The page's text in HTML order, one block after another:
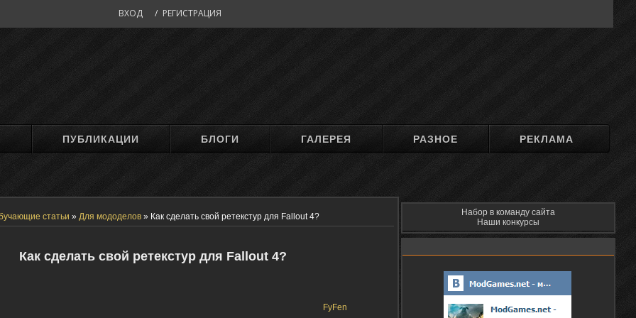
ВХОД / РЕГИСТРАЦИЯ
ПУБЛИКАЦИИ БЛОГИ ГАЛЕРЕЯ РАЗНОЕ РЕКЛАМА
статьи » Для мододелов » Как сделать свой ретекстур для Fallout 4?
Как сделать свой ретекстур для Fallout 4?
FyFen
Набор в команду сайта
Наши конкурсы